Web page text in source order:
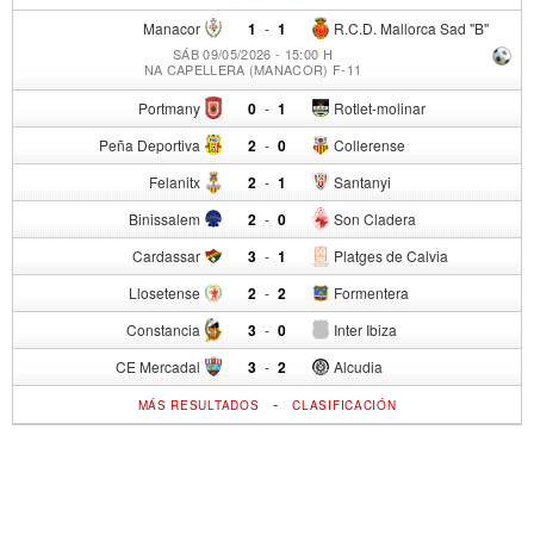
Manacor 1 - R.C.D. Mallorca Sad "B"
1
SÁB 09/05/2026 - 15:00 H
NA CAPELLERA (MANACOR) F-11
Portmany 0 - Rotlet-molinar
1
Peña Deportiva 2 - Collerense
0
Felanitx 2 - Santanyi
1
Binissalem 2 - Son Cladera
0
Cardassar 3 - Platges de Calvia
1
Llosetense 2 - Formentera
2
Constancia 3 - Inter Ibiza
0
CE Mercadal 3 - Alcudia
2
MÁS RESULTADOS -CLASIFICACIÓN